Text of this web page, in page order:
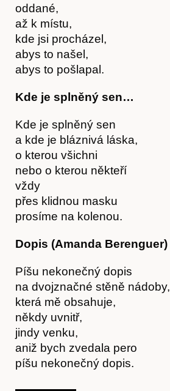
oddané,
až k místu,
kde jsi procházel,
abys to našel,
abys to pošlapal.
Kde je splněný sen…
Kde je splněný sen
a kde je bláznivá láska,
o kterou všichni
nebo o kterou někteří
vždy
přes klidnou masku
prosíme na kolenou.
Dopis (Amanda Berenguer)
Píšu nekonečný dopis
na dvojznačné stěně nádoby,
která mě obsahuje,
někdy uvnitř,
jindy venku,
aniž bych zvedala pero
píšu nekonečný dopis.